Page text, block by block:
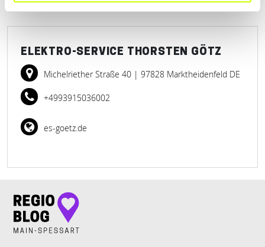
ELEKTRO-SERVICE THORSTEN GÖTZ
Michelriether Straße 40 | 97828 Marktheidenfeld DE
+4993915036002
es-goetz.de